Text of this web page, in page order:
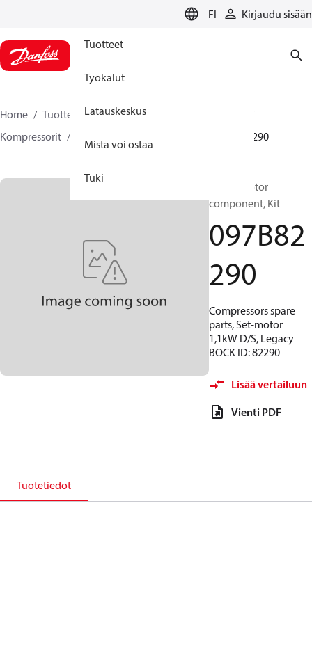
FI Kirjaudu sisään
Tuotteet
Työkalut
Latauskeskus
Mistä voi ostaa
Tuki
Home Tuotteet
Climate Solutions lämmitykseen
Kompressorit
097B82290
BOCK, Motor
component, Kit
097B82
290
Compressors spare
parts, Set-motor
1,1kW D/S, Legacy
BOCK ID: 82290
Lisää vertailuun
Vienti PDF
Tuotetiedot